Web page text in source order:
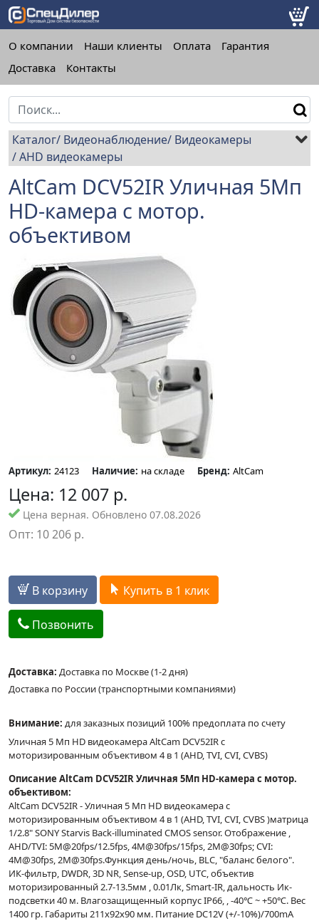
О компании Наши клиенты Оплата
Гарантия
Доставка
Контакты
Каталог Видеонаблюдение Видеокамеры
AHD видеокамеры
AltCam DCV52IR Уличная 5Мп
HD-камера c мотор.
объективом
Артикул: 24123 Наличие: на складе Бренд: AltCam
Цена: 12 007 р.
Цена верная. Обновлено 07.08.2026
Опт: 10 206 р.
В корзину Купить в 1 клик
Позвонить
Доставка: Доставка по Москве (1-2 дня)
Доставка по России (транспортными компаниями)
Внимание: для заказных позиций 100% предоплата по счету
Уличная 5 Мп HD видеокамера AltCam DCV52IR c
моторизированным объективом 4 в 1 (AHD, TVI, CVI, CVBS)
Описание AltCam DCV52IR Уличная 5Мп HD-камера c мотор.
объективом:
AltCam DCV52IR - Уличная 5 Мп HD видеокамера c
моторизированным объективом 4 в 1 (AHD, TVI, CVI, CVBS )матрица
1/2.8" SONY Starvis Back-illuminated CMOS sensor. Отображение ,
AHD/TVI: 5M@20fps/12.5fps, 4M@30fps/15fps, 2M@30fps; CVI:
4M@30fps, 2M@30fps.Функция день/ночь, BLC, "баланс белого".
ИК-фильтр, DWDR, 3D NR, Sense-up, OSD, UTC, объектив
моторизированный 2.7-13.5мм , 0.01Лк, Smart-IR, дальность Ик-
подсветки 40 м. Влагозащищенный корпус IP66, , -40℃ ~ +50℃. Вес
1400 гр. Габариты 211х92х90 мм. Питание DC12V (+/-10%)/700mA